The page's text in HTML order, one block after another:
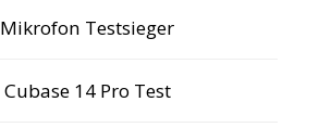
Mikrofon Testsieger
Cubase 14 Pro Test